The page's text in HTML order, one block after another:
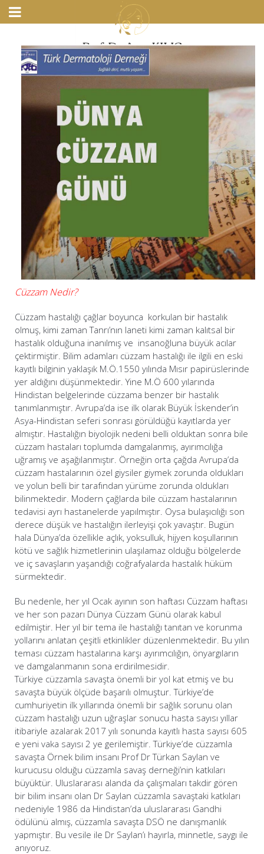
Cüzzam Nedir?
Cüzzam hastalığı çağlar boyunca korkulan bir hastalık
olmuş, kimi zaman Tanrı’nın laneti kimi zaman kalıtsal bir
hastalık olduğuna inanılmış ve insanoğluna büyük acılar
çektirmiştir. Bilim adamları cüzzam hastalığı ile ilgili en eski
kayıtlı bilginin yaklaşık M.Ö.1550 yılında Mısır papirüslerinde
yer aldığını düşünmektedir. Yine M.Ö 600 yılarında
Hindistan belgelerinde cüzzama benzer bir hastalık
tanımlanmıştır. Avrupa’da ise ilk olarak Büyük İskender’in
Asya-Hindistan seferi sonrası görüldüğü kayıtlarda yer
almıştır. Hastalığın biyolojik nedeni belli olduktan sonra bile
cüzzam hastaları toplumda damgalanmış, ayırımcılığa
uğramış ve aşağılanmıştır. Örneğin orta çağda Avrupa’da
cüzzam hastalarının özel giysiler giymek zorunda oldukları
ve yolun belli bir tarafından yürüme zorunda oldukları
bilinmektedir. Modern çağlarda bile cüzzam hastalarının
tedavisi ayrı hastanelerde yapılmıştır. Oysa bulaşıcılığı son
derece düşük ve hastalığın ilerleyişi çok yavaştır. Bugün
hala Dünya’da özellikle açlık, yoksulluk, hijyen koşullarının
kötü ve sağlık hizmetlerinin ulaşılamaz olduğu bölgelerde
ve iç savaşların yaşandığı coğrafyalarda hastalık hüküm
sürmektedir.
Bu nedenle, her yıl Ocak ayının son haftası Cüzzam haftası
ve her son pazarı Dünya Cüzzam Günü olarak kabul
edilmiştir. Her yıl bir tema ile hastalığı tanıtan ve korunma
yollarını anlatan çeşitli etkinlikler düzenlenmektedir. Bu yılın
teması cüzzam hastalarına karşı ayırımcılığın, önyargıların
ve damgalanmanın sona erdirilmesidir.
Türkiye cüzzamla savaşta önemli bir yol kat etmiş ve bu
savaşta büyük ölçüde başarılı olmuştur. Türkiye’de
cumhuriyetin ilk yıllarında önemli bir sağlık sorunu olan
cüzzam hastalığı uzun uğraşlar sonucu hasta sayısı yıllar
itibariyle azalarak 2017 yılı sonunda kayıtlı hasta sayısı 605
e yeni vaka sayısı 2 ye gerilemiştir. Türkiye’de cüzzamla
savaşta Örnek bilim insanı Prof Dr Türkan Saylan ve
kurucusu olduğu cüzzamla savaş derneği’nin katkıları
büyüktür. Uluslararası alanda da çalışmaları takdir gören
bir bilim insanı olan Dr Saylan cüzzamla savaştaki katkıları
nedeniyle 1986 da Hindistan’da uluslararası Gandhi
ödülünü almış, cüzzamla savaşta DSÖ ne danışmanlık
yapmıştır. Bu vesile ile Dr Saylan’ı hayırla, minnetle, saygı ile
anıyoruz.